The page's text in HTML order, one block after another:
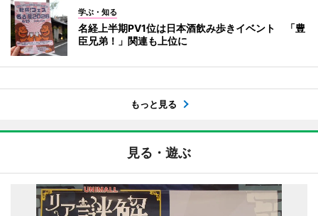
学ぶ・知る
名経上半期PV1位は日本酒飲み歩きイベント 「豊
臣兄弟！」関連も上位に
もっと見る
見る・遊ぶ